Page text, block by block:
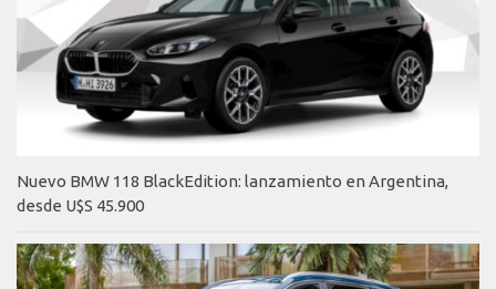
Nuevo BMW 118 BlackEdition: lanzamiento en Argentina,
desde U$S 45.900